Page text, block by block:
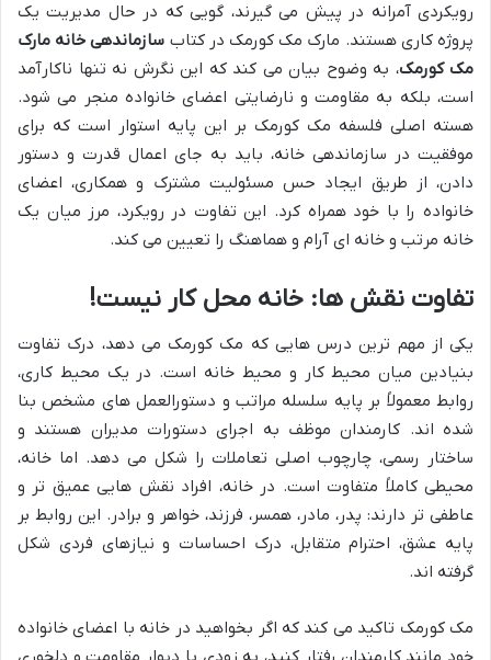
رویکردی آمرانه در پیش می گیرند، گویی که در حال مدیریت یک
پروژه کاری هستند. مارک مک کورمک در کتاب سازماندهی خانه مارک
مک کورمک، به وضوح بیان می کند که این نگرش نه تنها ناکارآمد
است، بلکه به مقاومت و نارضایتی اعضای خانواده منجر می شود.
هسته اصلی فلسفه مک کورمک بر این پایه استوار است که برای
موفقیت در سازماندهی خانه، باید به جای اعمال قدرت و دستور
دادن، از طریق ایجاد حس مسئولیت مشترک و همکاری، اعضای
خانواده را با خود همراه کرد. این تفاوت در رویکرد، مرز میان یک
خانه مرتب و خانه ای آرام و هماهنگ را تعیین می کند.
تفاوت نقش ها: خانه محل کار نیست!
یکی از مهم ترین درس هایی که مک کورمک می دهد، درک تفاوت
بنیادین میان محیط کار و محیط خانه است. در یک محیط کاری،
روابط معمولاً بر پایه سلسله مراتب و دستورالعمل های مشخص بنا
شده اند. کارمندان موظف به اجرای دستورات مدیران هستند و
ساختار رسمی، چارچوب اصلی تعاملات را شکل می دهد. اما خانه،
محیطی کاملاً متفاوت است. در خانه، افراد نقش هایی عمیق تر و
عاطفی تر دارند: پدر، مادر، همسر، فرزند، خواهر و برادر. این روابط بر
پایه عشق، احترام متقابل، درک احساسات و نیازهای فردی شکل
گرفته اند.
مک کورمک تاکید می کند که اگر بخواهید در خانه با اعضای خانواده